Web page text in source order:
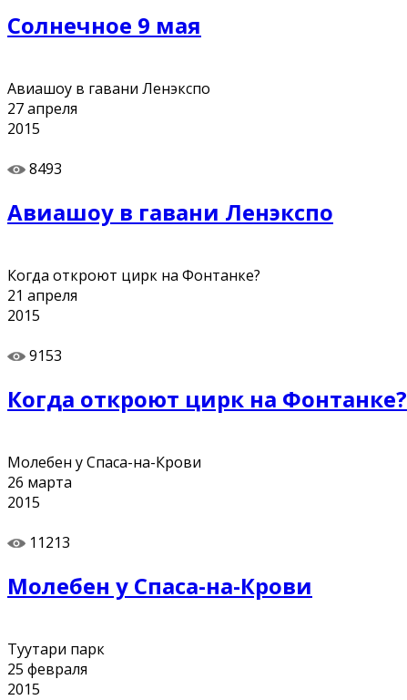
Солнечное 9 мая
Авиашоу в гавани Ленэкспо
27апреля
2015
8493
Авиашоу в гавани Ленэкспо
Когда откроют цирк на Фонтанке?
21 апреля
2015
9153
Когда откроют цирк на Фонтанке?
Молебен у Спаса-на-Крови
26 марта
2015
11213
Молебен у Спаса-на-Крови
Туутари парк
25 февраля
2015